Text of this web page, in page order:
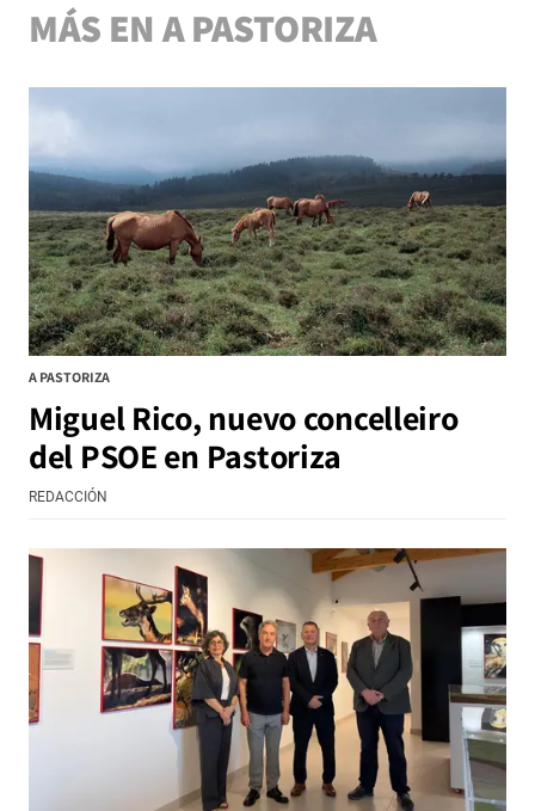
MÁS EN A PASTORIZA
A PASTORIZA
Miguel Rico, nuevo concelleiro
del PSOE en Pastoriza
REDACCIÓN